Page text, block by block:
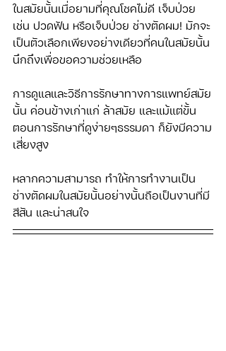
ในสมัยนั้นเมื่อยามที่คุณโชคไม่ดี เจ็บป่วย
เช่น ปวดฟัน หรือเจ็บป่วย ช่างตัดผม! มักจะ
เป็นตัวเลือกเพียงอย่างเดียวที่คนในสมัยนั้น
นึกถึงเพื่อขอความช่วยเหลือ
การดูแลและวิธีการรักษาทางการแพทย์สมัย
นั้น ค่อนข้างเก่าแก่ ล้าสมัย และแม้แต่ขั้น
ตอนการรักษาที่ดูง่ายๆธรรมดา ก็ยังมีความ
เสี่ยงสูง
หลากความสามารถ ทำให้การทำงานเป็น
ช่างตัดผมในสมัยนั้นอย่างนั้นถือเป็นงานที่มี
สีสัน และน่าสนใจ